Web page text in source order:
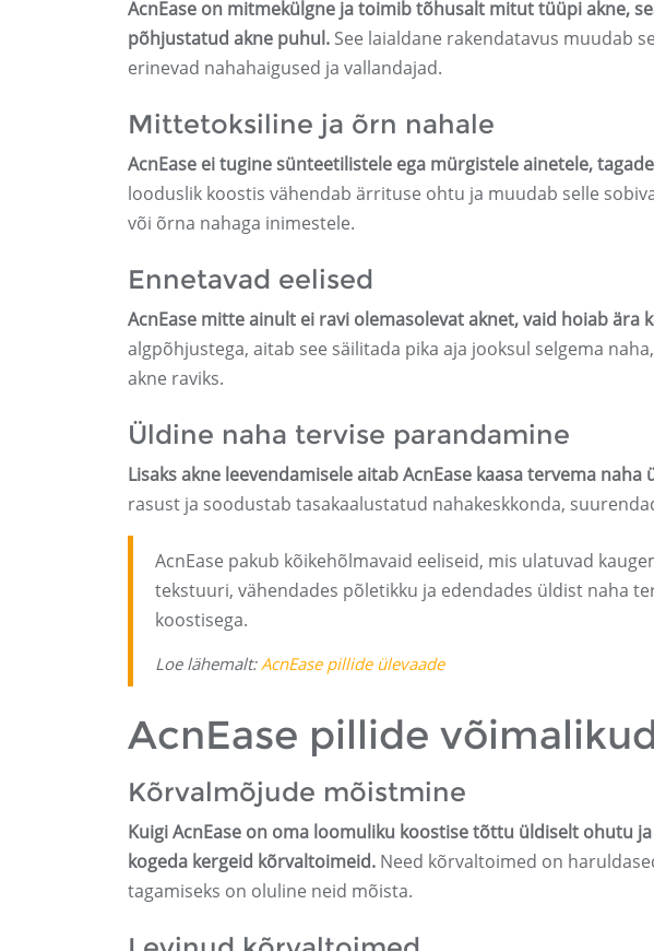
AcnEase on mitmekülgne ja toimib tõhusalt mitut tüüpi akne,
põhjustatud akne puhul. See laialdane rakendatavus muudab
erinevad nahahaigused ja vallandajad.
Mittetoksiline ja õrn nahale
AcnEase ei tugine sünteetilistele ega mürgistele ainetele,
looduslik koostis vähendab ärrituse ohtu ja muudab selle
või õrna nahaga inimestele.
Ennetavad eelised
AcnEase mitte ainult ei ravi olemasolevat aknet, vaid hoiab ära
algpõhjustega, aitab see säilitada pika aja jooksul selgema
akne raviks.
Üldine naha tervise parandamine
Lisaks akne leevendamisele aitab AcnEase kaasa tervema naha
rasust ja soodustab tasakaalustatud nahakeskkonda,
AcnEase pakub kõikehõlmavaid eeliseid, mis ulatuvad
tekstuuri, vähendades põletikku ja edendades üldist naha
koostisega.
Loe lähemalt:AcnEase pillide ülevaade
AcnEase pillide
Kõrvalmõjude mõistmine
Kuigi AcnEase on oma loomuliku koostise tõttu üldiselt ohutu
kogeda kergeid kõrvaltoimeid. Need kõrvaltoimed on
tagamiseks on oluline neid mõista.